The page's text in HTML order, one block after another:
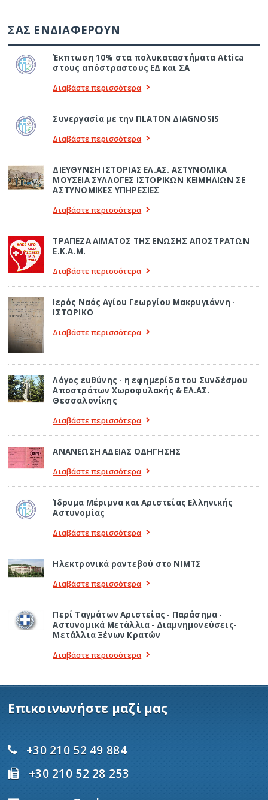
ΣΑΣ ΕΝΔΙΑΦΕΡΟΥΝ
Έκπτωση 10% στα πολυκαταστήματα Attica
στους απόστραστους ΕΔ και ΣΑ
Διαβάστε περισσότερα
Συνεργασία με την ΠLATON ΔIAGNOSIS
Διαβάστε περισσότερα
ΔΙΕΥΘΥΝΣΗ ΙΣΤΟΡΙΑΣ ΕΛ.ΑΣ. ΑΣΤΥΝΟΜΙΚΑ
ΜΟΥΣΕΙΑ ΣΥΛΛΟΓΕΣ ΙΣΤΟΡΙΚΩΝ ΚΕΙΜΗΛΙΩΝ ΣΕ
ΑΣΤΥΝΟΜΙΚΕΣ ΥΠΗΡΕΣΙΕΣ
Διαβάστε περισσότερα
ΤΡΑΠΕΖΑ ΑΙΜΑΤΟΣ ΤΗΣ ΕΝΩΣΗΣ ΑΠΟΣΤΡΑΤΩΝ
Ε.Κ.Α.Μ.
Διαβάστε περισσότερα
Ιερός Ναός Αγίου Γεωργίου Μακρυγιάννη -
ΙΣΤΟΡΙΚΟ
Διαβάστε περισσότερα
Λόγος ευθύνης - η εφημερίδα του Συνδέσμου
Αποστράτων Χωροφυλακής & ΕΛ.ΑΣ.
Θεσσαλονίκης
Διαβάστε περισσότερα
ΑΝΑΝΕΩΣΗ ΑΔΕΙΑΣ ΟΔΗΓΗΣΗΣ
Διαβάστε περισσότερα
Ίδρυμα Μέριμνα και Αριστείας Ελληνικής
Αστυνομίας
Διαβάστε περισσότερα
Ηλεκτρονικά ραντεβού στο ΝΙΜΤΣ
Διαβάστε περισσότερα
Περί Ταγμάτων Αριστείας - Παράσημα -
Αστυνομικά Μετάλλια - Διαμνημονεύσεις-
Μετάλλια Ξένων Κρατών
Διαβάστε περισσότερα
Επικοινωνήστε μαζί μας
+30 210 52 49 884
+30 210 52 28 253